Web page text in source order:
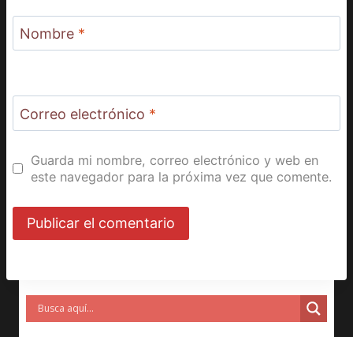
Nombre *
Correo electrónico *
Guarda mi nombre, correo electrónico y web en
este navegador para la próxima vez que comente.